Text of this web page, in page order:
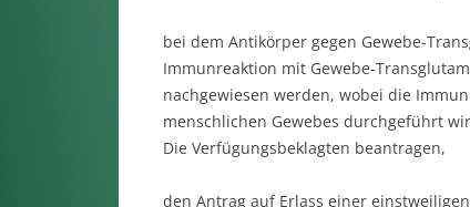
bei dem Antikörper gegen Gewebe-
Immunreaktion mit Gewebe-
nachgewiesen werden, wobei die
menschlichen Gewebes durchgeführt
Die Verfügungsbeklagten beantragen,
den Antrag auf Erlass einer